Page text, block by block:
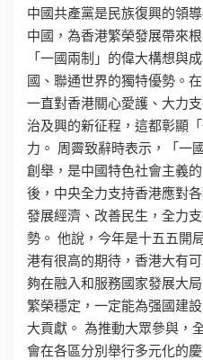
中國共產黨是民族復興的領
中國，為香港繁榮發展帶來
「一國兩制」的偉大構想與
國、聯通世界的獨特優勢。
一直對香港關心愛護、大力
治及興的新征程，這都彰顯
力。 周霽致辭時表示，「一
創舉，是中國特色社會主義
後，中央全力支持香港應對
發展經濟、改善民生，全力
勢。 他說，今年是十五五開
港有很高的期待，香港大有
夠在融入和服務國家發展大
繁榮穩定，一定能為强國建
大貢獻。 為推動大眾參與，
會在各區分別舉行多元化的